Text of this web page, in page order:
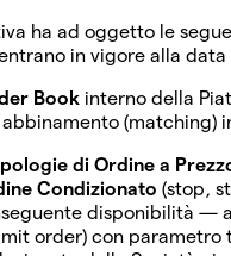
ha ad oggetto le
in vigore alla
Book interno della
di Ordine a
Condizionato (stop,
disponibilità
order) con parametro